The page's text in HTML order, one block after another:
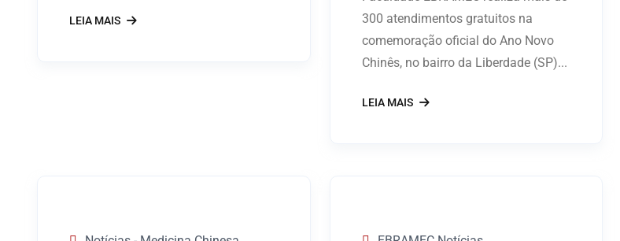
LEIA MAIS
300 atendimentos gratuitos na
comemoração oficial do Ano Novo
Chinês, no bairro da Liberdade (SP)...
LEIA MAIS